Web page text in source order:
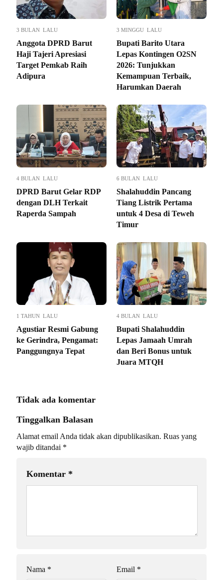
3 BULAN LALU
Anggota DPRD Barut
Haji Tajeri Apresiasi
Target Pemkab Raih
Adipura
3 MINGGU LALU
Bupati Barito Utara
Lepas Kontingen O2SN
2026: Tunjukkan
Kemampuan Terbaik,
Harumkan Daerah
4 BULAN LALU
DPRD Barut Gelar RDP
dengan DLH Terkait
Raperda Sampah
6 BULAN LALU
Shalahuddin Pancang
Tiang Listrik Pertama
untuk 4 Desa di Teweh
Timur
1 TAHUN LALU
Agustiar Resmi Gabung
ke Gerindra, Pengamat:
Panggungnya Tepat
4 BULAN LALU
Bupati Shalahuddin
Lepas Jamaah Umrah
dan Beri Bonus untuk
Juara MTQH
Tidak ada komentar
Tinggalkan Balasan
Alamat email Anda tidak akan dipublikasikan. Ruas yang
wajib ditandai *
Komentar *
Nama * Email *